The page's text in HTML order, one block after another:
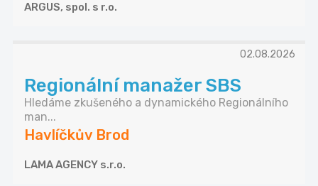
ARGUS, spol. s r.o.
02.08.2026
Regionální manažer SBS
Hledáme zkušeného a dynamického Regionálního
man...
Havlíčkův Brod
LAMA AGENCY s.r.o.